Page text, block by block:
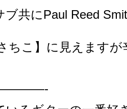
共にPaul Reed
ちこ】に見えますが